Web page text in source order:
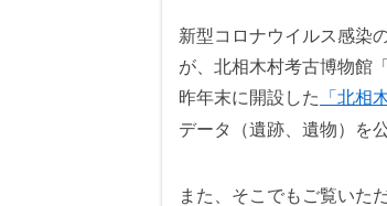
新型コロナウイルス感染
が、北相木村考古博物館
昨年末に開設した
「北相
データ（遺跡、遺物）を
また、そこでもご覧いた